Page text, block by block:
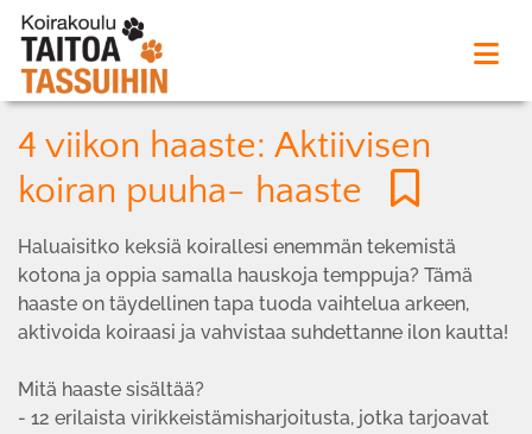
4 viikon haaste: Aktiivisen
koiran puuha- haaste
Haluaisitko keksiä koirallesi enemmän tekemistä
kotona ja oppia samalla hauskoja temppuja? Tämä
haaste on täydellinen tapa tuoda vaihtelua arkeen,
aktivoida koiraasi ja vahvistaa suhdettanne ilon kautta!
Mitä haaste sisältää?
- 12 erilaista virikkeistämisharjoitusta, jotka tarjoavat